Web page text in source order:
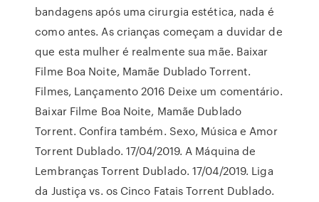
bandagens após uma cirurgia estética, nada é
como antes. As crianças começam a duvidar de
que esta mulher é realmente sua mãe. Baixar
Filme Boa Noite, Mamãe Dublado Torrent.
Filmes, Lançamento 2016 Deixe um comentário.
Baixar Filme Boa Noite, Mamãe Dublado
Torrent. Confira também. Sexo, Música e Amor
Torrent Dublado. 17/04/2019. A Máquina de
Lembranças Torrent Dublado. 17/04/2019. Liga
da Justiça vs. os Cinco Fatais Torrent Dublado.